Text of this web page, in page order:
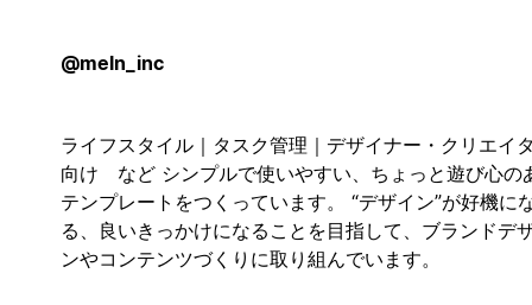
@meln_inc
ライフスタイル｜タスク管理｜デザイナー・クリエイ
向け など シンプルで使いやすい、ちょっと遊び心の
テンプレートをつくっています。 “デザイン”が好機に
る、良いきっかけになることを目指して、ブランドデ
ンやコンテンツづくりに取り組んでいます。